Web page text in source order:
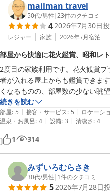
mailman travel
50代/男性 |23件のクチコミ
4 2026年7月30日
レジャー 家族 2026年7月宿泊
部屋から快適に花火鑑賞、昭和レ
2度目の家族利用です。花火観賞
者が入れる屋上からも鑑賞できま
くなるものの、部屋数の少ない眺
部屋の中から椅子に座って花火を
ホテルの内外装は、ザ・昭和とい
とともに登場しそうな雰囲気です
き良き時代の雰囲気を現代に残し
部屋はとても広い和室で快適でし
たが、部屋には独立したトイレと
洗い場が広いです。食事から戻っ
らではです。昭和の雰囲気を楽し
には大変満足しています。
続きを読む
部屋: 5 | 接客・サービス: 5 | ロケーシ
温泉・お風呂: 4 | 設備: 3 | 清潔さ: 4
1 314
みずいろむらさき
30代/男性 | 1件のクチコミ
5 2026年7月28日